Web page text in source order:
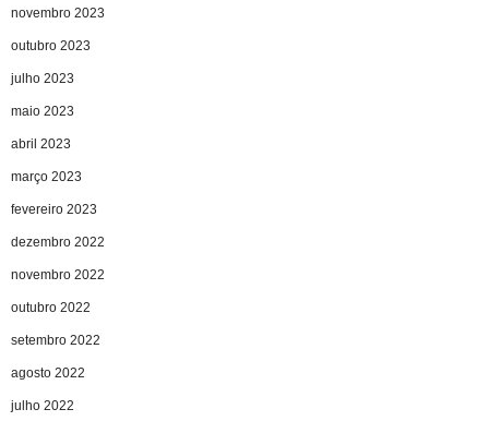
novembro 2023
outubro 2023
julho 2023
maio 2023
abril 2023
março 2023
fevereiro 2023
dezembro 2022
novembro 2022
outubro 2022
setembro 2022
agosto 2022
julho 2022